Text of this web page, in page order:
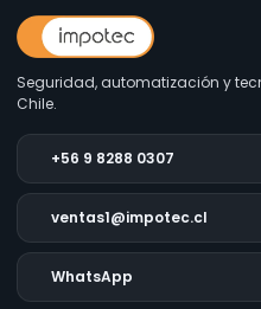
Seguridad, automatización y
Chile.
+56 9 8288 0307
ventas1@impotec.cl
WhatsApp